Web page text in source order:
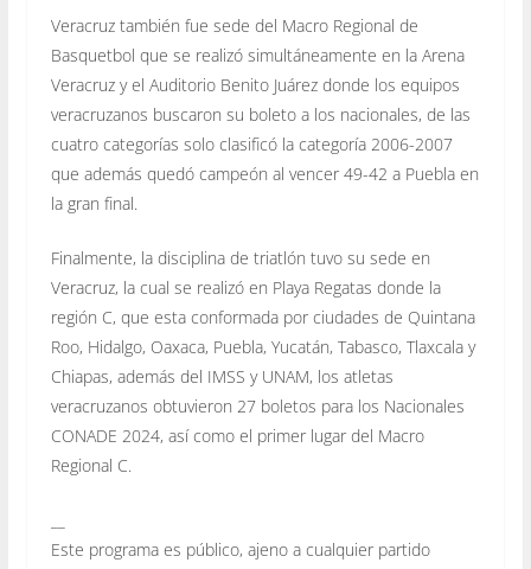
Veracruz también fue sede del Macro Regional de
Basquetbol que se realizó simultáneamente en la Arena
Veracruz y el Auditorio Benito Juárez donde los equipos
veracruzanos buscaron su boleto a los nacionales, de las
cuatro categorías solo clasificó la categoría 2006-2007
que además quedó campeón al vencer 49-42 a Puebla en
la gran final.
Finalmente, la disciplina de triatlón tuvo su sede en
Veracruz, la cual se realizó en Playa Regatas donde la
región C, que esta conformada por ciudades de Quintana
Roo, Hidalgo, Oaxaca, Puebla, Yucatán, Tabasco, Tlaxcala y
Chiapas, además del IMSS y UNAM, los atletas
veracruzanos obtuvieron 27 boletos para los Nacionales
CONADE 2024, así como el primer lugar del Macro
Regional C.
Este programa es público, ajeno a cualquier partido